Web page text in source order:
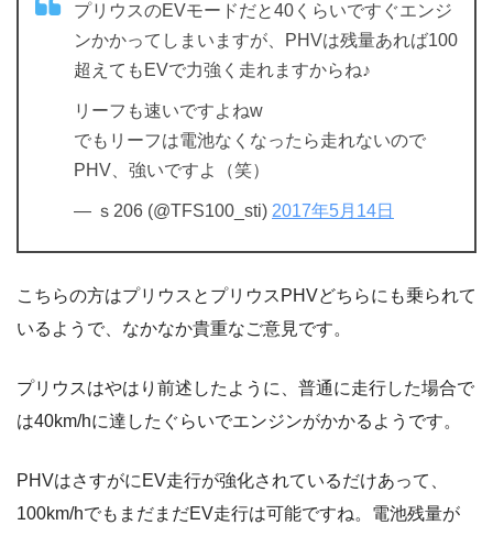
プリウスのEVモードだと40くらいですぐエンジ
ンかかってしまいますが、PHVは残量あれば100
超えてもEVで力強く走れますからね♪
リーフも速いですよねw
でもリーフは電池なくなったら走れないので
PHV、強いですよ（笑）
— ｓ206 (@TFS100_sti) 2017年5月14日
こちらの方はプリウスとプリウスPHVどちらにも乗られて
いるようで、なかなか貴重なご意見です。
プリウスはやはり前述したように、普通に走行した場合で
は40km/hに達したぐらいでエンジンがかかるようです。
PHVはさすがにEV走行が強化されているだけあって、
100km/hでもまだまだEV走行は可能ですね。電池残量が